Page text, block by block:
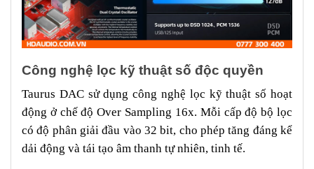
Công nghệ lọc kỹ thuật số độc quyền
Taurus DAC sử dụng công nghệ lọc kỹ thuật số hoạt
động ở chế độ Over Sampling 16x. Mỗi cấp độ bộ lọc
có độ phân giải đầu vào 32 bit, cho phép tăng đáng kể
dải động và tái tạo âm thanh tự nhiên, tinh tế.